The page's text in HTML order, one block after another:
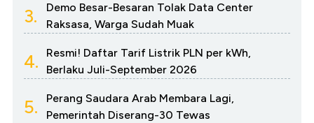
3.
Demo Besar-Besaran Tolak Data Center
Raksasa, Warga Sudah Muak
4.
Resmi! Daftar Tarif Listrik PLN per kWh,
Berlaku Juli-September 2026
5.
Perang Saudara Arab Membara Lagi,
Pemerintah Diserang-30 Tewas